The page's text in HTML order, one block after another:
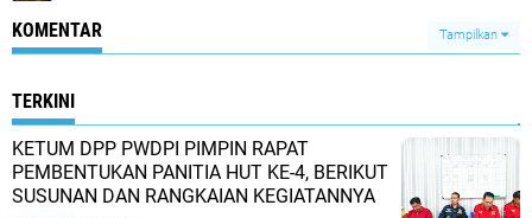
KOMENTAR Tampilkan
TERKINI
KETUM DPP PWDPI PIMPIN RAPAT
PEMBENTUKAN PANITIA HUT KE-4, BERIKUT
SUSUNAN DAN RANGKAIAN KEGIATANNYA